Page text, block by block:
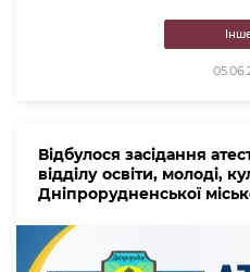
Відбулося засідання
відділу освіти, молоді,
Дніпрорудненської